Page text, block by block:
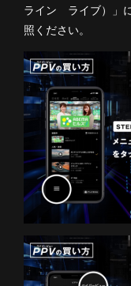
ライン ライブ）」
照ください。